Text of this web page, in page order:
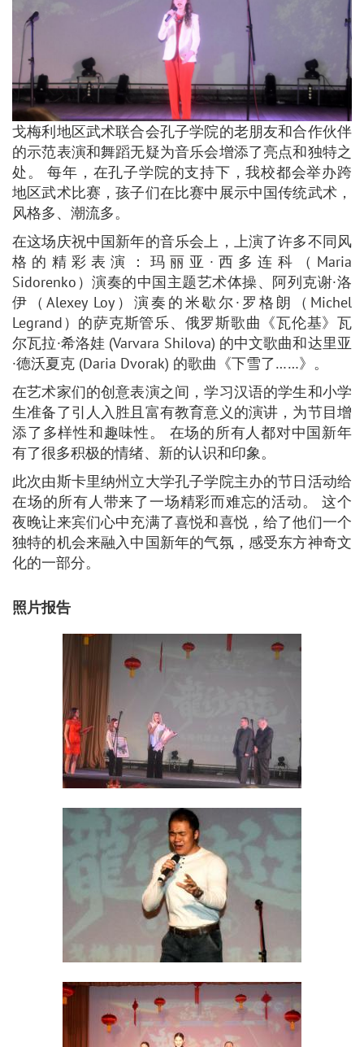
戈梅利地区武术联合会孔子学院的老朋友和合作伙伴
的示范表演和舞蹈无疑为音乐会增添了亮点和独特之
处。 每年，在孔子学院的支持下，我校都会举办跨
地区武术比赛，孩子们在比赛中展示中国传统武术，
风格多、潮流多。
在这场庆祝中国新年的音乐会上，上演了许多不同风
格的精彩表演：玛丽亚·西多连科（Maria
Sidorenko）演奏的中国主题艺术体操、阿列克谢·洛
伊（Alexey Loy）演奏的米歇尔·罗格朗（Michel
Legrand）的萨克斯管乐、俄罗斯歌曲《瓦伦基》瓦
尔瓦拉·希洛娃 (Varvara Shilova) 的中文歌曲和达里亚
·德沃夏克 (Daria Dvorak) 的歌曲《下雪了……》。
在艺术家们的创意表演之间，学习汉语的学生和小学
生准备了引人入胜且富有教育意义的演讲，为节目增
添了多样性和趣味性。 在场的所有人都对中国新年
有了很多积极的情绪、新的认识和印象。
此次由斯卡里纳州立大学孔子学院主办的节日活动给
在场的所有人带来了一场精彩而难忘的活动。 这个
夜晚让来宾们心中充满了喜悦和喜悦，给了他们一个
独特的机会来融入中国新年的气氛，感受东方神奇文
化的一部分。
照片报告